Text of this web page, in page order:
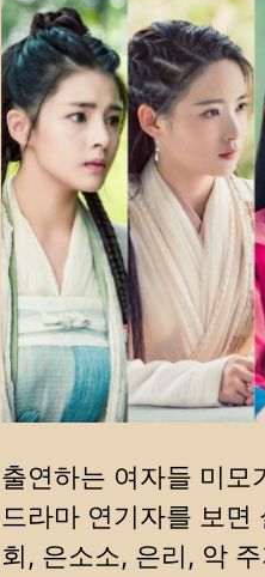
출연하는 여자들 미모
드라마 연기자를 보
회, 은소소, 은리, 악